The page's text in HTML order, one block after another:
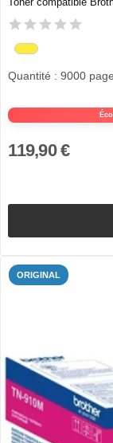
Quantité : 9000
119,90 €
ORIGINAL